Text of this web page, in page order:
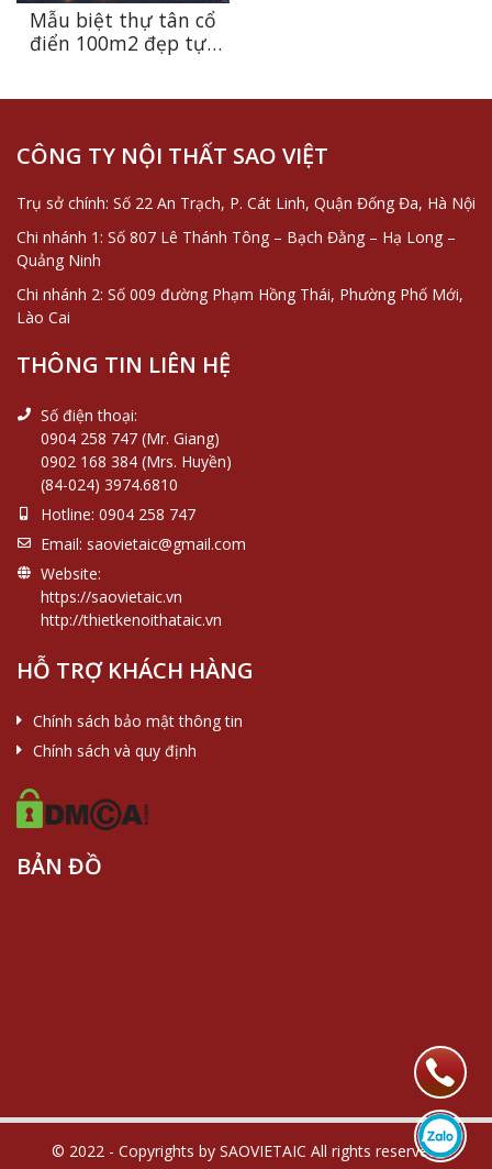
Mẫu biệt thự tân cổ
điển 100m2 đẹp tựa
CÔNG TY NỘI THẤT SAO VIỆT
Trụ sở chính: Số 22 An Trạch, P. Cát Linh, Quận Đống Đa, Hà Nội
Chi nhánh 1: Số 807 Lê Thánh Tông – Bạch Đằng – Hạ Long –
Quảng Ninh
Chi nhánh 2: Số 009 đường Phạm Hồng Thái, Phường Phố Mới,
Lào Cai
THÔNG TIN LIÊN HỆ
Số điện thoại:
0904 258 747 (Mr. Giang)
0902 168 384 (Mrs. Huyền)
(84-024) 3974.6810
Hotline: 0904 258 747
Email: saovietaic@gmail.com
Website:
https://saovietaic.vn
http://thietkenoithataic.vn
HỖ TRỢ KHÁCH HÀNG
Chính sách bảo mật thông tin
Chính sách và quy định
BẢN ĐỒ
© 2022 - Copyrights by SAOVIETAIC All rights reserved.